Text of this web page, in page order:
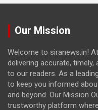
Our Mission
Welcome to siranews.in!
delivering accurate,
to our readers. As a
to keep you informed
and beyond. Our Mission
trustworthy platform